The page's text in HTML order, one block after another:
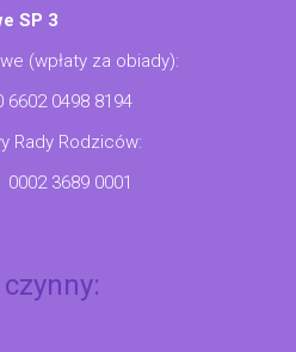
SP 3
(wpłaty za obiady):
6602 0498 8194
Rady Rodziców:
0002 3689 0001